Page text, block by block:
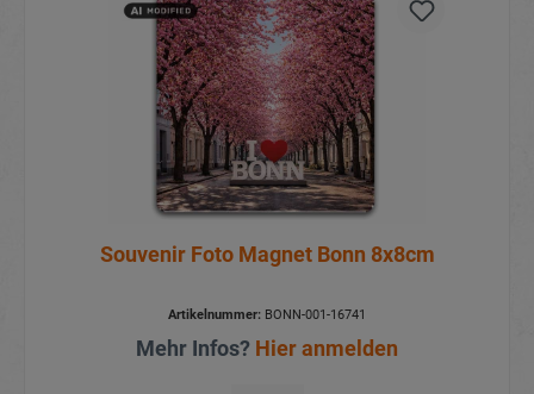
Souvenir Foto Magnet Bonn 8x8cm
Artikelnummer: BONN-001-16741
Mehr Infos? Hier anmelden